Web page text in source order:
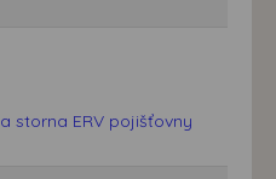
storna ERV pojišťovny